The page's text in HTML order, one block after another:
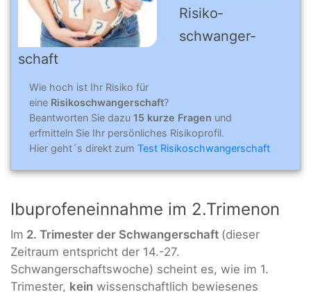
Risiko­
schwanger­
schaft
Wie hoch ist Ihr Risiko für
eine Risikoschwangerschaft?
Beantworten Sie dazu 15 kurze Fragen und
erfmitteln Sie Ihr persönliches Risikoprofil.
Hier geht´s direkt zum Test Risikoschwangerschaft
Ibuprofeneinnahme im 2.Trimenon
Im 2. Trimester der Schwangerschaft (dieser
Zeitraum entspricht der 14.-27.
Schwangerschaftswoche) scheint es, wie im 1.
Trimester, kein wissenschaftlich bewiesenes